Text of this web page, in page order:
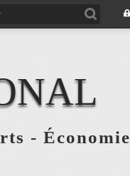
- Économie